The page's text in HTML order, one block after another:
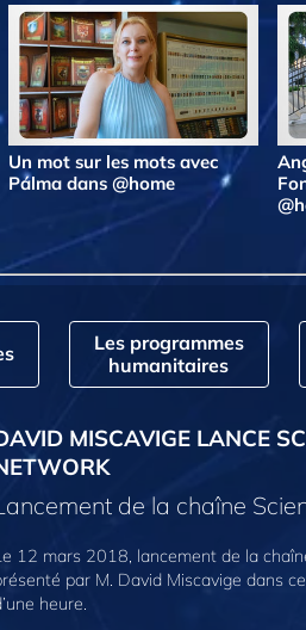
Un mot sur les mots avec
Pálma dans @home
Les programmes
humanitaires
MISCAVIGE LANCE
de la chaîne
12 mars 2018, lancement de la
par M. David Miscavige dans
heure.